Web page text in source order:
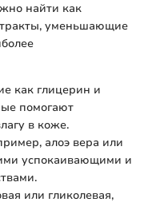
найти как
уменьшающие
как глицерин и
помогают
в коже.
алоэ вера или
успокаивающими и
или гликолевая,